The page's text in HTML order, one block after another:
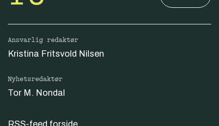
Ansvarlig redaktør
Kristina Fritsvold Nilsen
Nyhetsredaktør
Tor M. Nondal
RSS-feed forside